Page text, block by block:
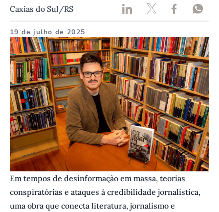
Caxias do Sul/RS
19 de julho de 2025
Em tempos de desinformação em massa, teorias
conspiratórias e ataques à credibilidade jornalística,
uma obra que conecta literatura, jornalismo e